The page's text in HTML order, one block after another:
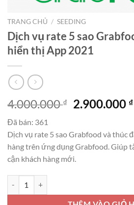
TRANG CHỦ / SEEDING
Dịch vụ rate 5 sao
hiển thị App 2021
4.000.000₫
Giá
4.000.000
2.900.000 ₫
Đã bán: 361
Dịch vụ rate 5 sao Grabfood và thúc
hàng trên ứng dụng Grabfood. Giúp
cận khách hàng mới.